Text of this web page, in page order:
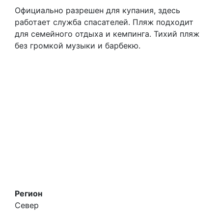
Официально разрешен для купания, здесь
работает служба спасателей. Пляж подходит
для семейного отдыха и кемпинга. Тихий пляж
без громкой музыки и барбекю.
Регион
Север